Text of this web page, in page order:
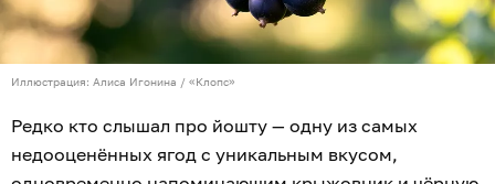
Иллюстрация: Алиса Игонина / «Клопс»
Редко кто слышал про йошту — одну из самых
недооценённых ягод с уникальным вкусом,